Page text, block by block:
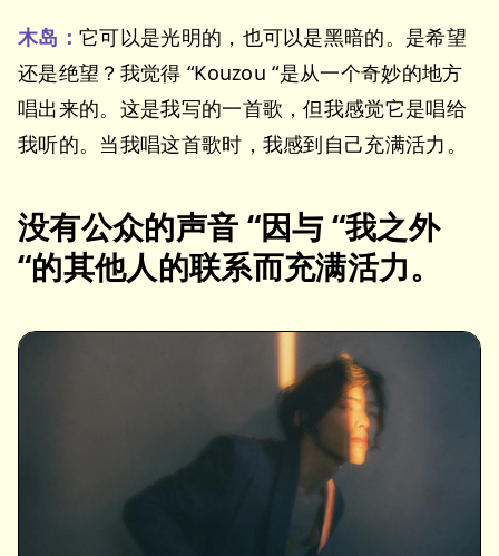
木岛： 它可以是光明的，也可以是黑暗的。是希望
还是绝望？我觉得 “Kouzou “是从一个奇妙的地方
唱出来的。这是我写的一首歌，但我感觉它是唱给
我听的。当我唱这首歌时，我感到自己充满活力。
没有公众的声音 “因与 “我之外
“的其他人的联系而充满活力。